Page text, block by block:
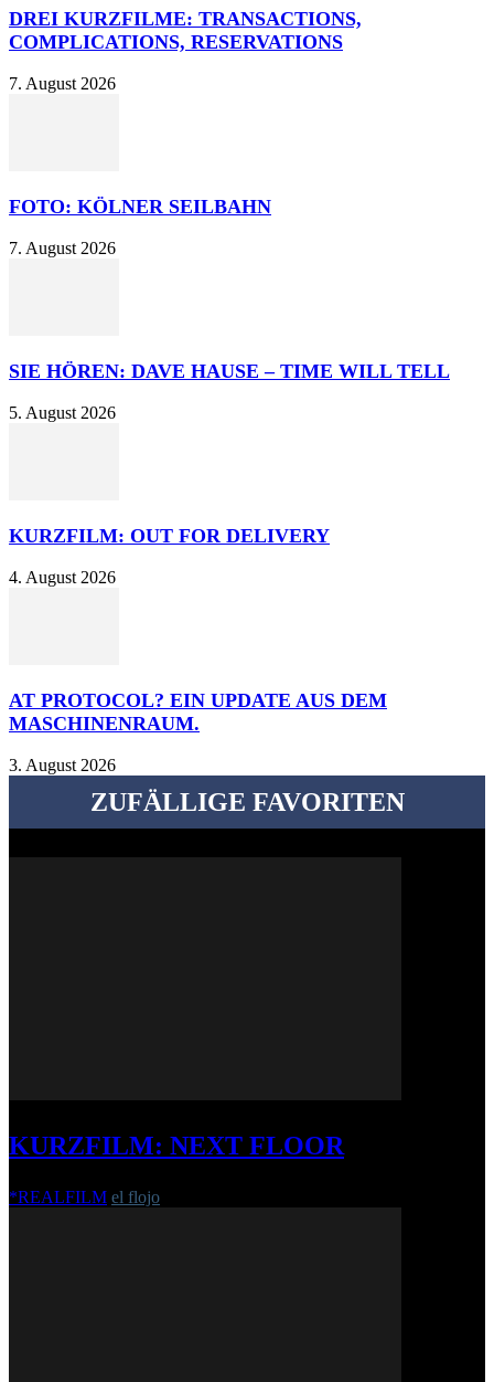
DREI KURZFILME: TRANSACTIONS,
COMPLICATIONS, RESERVATIONS
7. August 2026
FOTO: KÖLNER SEILBAHN
7. August 2026
SIE HÖREN: DAVE HAUSE – TIME WILL TELL
5. August 2026
KURZFILM: OUT FOR DELIVERY
4. August 2026
AT PROTOCOL? EIN UPDATE AUS DEM
MASCHINENRAUM.
3. August 2026
ZUFÄLLIGE FAVORITEN
KURZFILM: NEXT FLOOR
*REALFILM el flojo